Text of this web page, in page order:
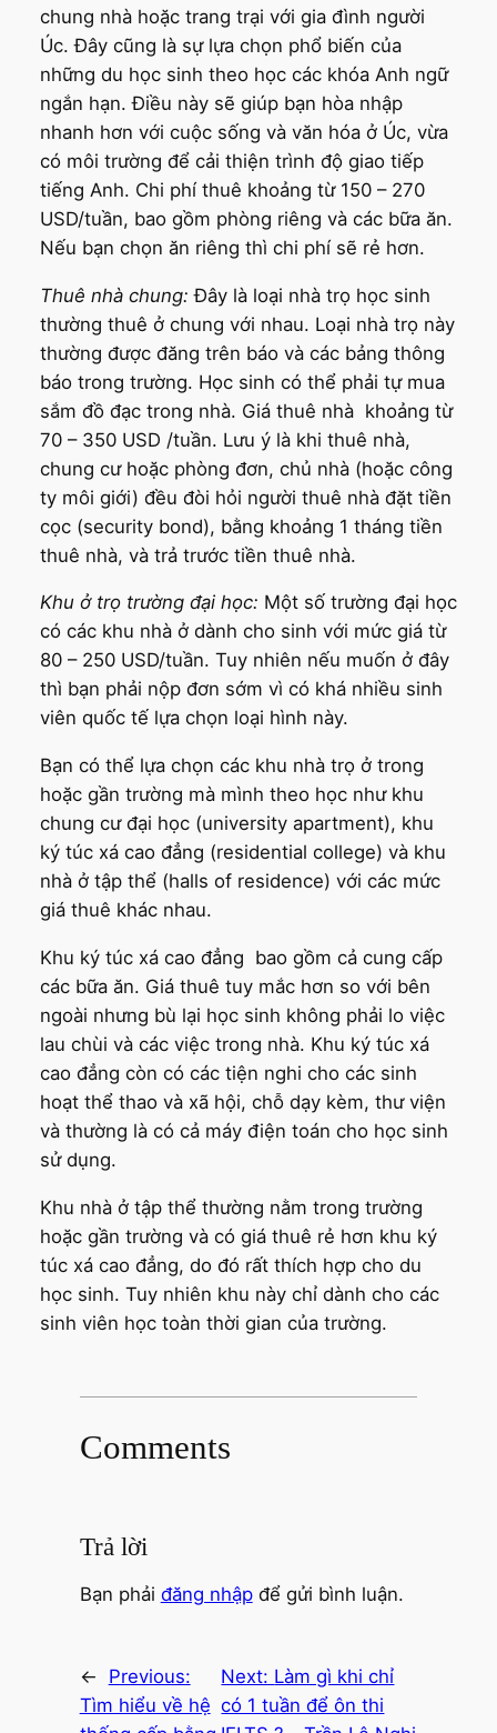
chung nhà hoặc trang trại với gia đình người
Úc. Đây cũng là sự lựa chọn phổ biến của
những du học sinh theo học các khóa Anh ngữ
ngắn hạn. Điều này sẽ giúp bạn hòa nhập
nhanh hơn với cuộc sống và văn hóa ở Úc, vừa
có môi trường để cải thiện trình độ giao tiếp
tiếng Anh. Chi phí thuê khoảng từ 150 – 270
USD/tuần, bao gồm phòng riêng và các bữa ăn.
Nếu bạn chọn ăn riêng thì chi phí sẽ rẻ hơn.
Thuê nhà chung: Ðây là loại nhà trọ học sinh
thường thuê ở chung với nhau. Loại nhà trọ này
thường được đăng trên báo và các bảng thông
báo trong trường. Học sinh có thể phải tự mua
sắm đồ đạc trong nhà. Giá thuê nhà khoảng từ
70 – 350 USD /tuần. Lưu ý là khi thuê nhà,
chung cư hoặc phòng đơn, chủ nhà (hoặc công
ty môi giới) đều đòi hỏi người thuê nhà đặt tiền
cọc (security bond), bằng khoảng 1 tháng tiền
thuê nhà, và trả trước tiền thuê nhà.
Khu ở trọ trường đại học: Một số trường đại học
có các khu nhà ở dành cho sinh với mức giá từ
80 – 250 USD/tuần. Tuy nhiên nếu muốn ở đây
thì bạn phải nộp đơn sớm vì có khá nhiều sinh
viên quốc tế lựa chọn loại hình này.
Bạn có thể lựa chọn các khu nhà trọ ở trong
hoặc gần trường mà mình theo học như khu
chung cư đại học (university apartment), khu
ký túc xá cao đẳng (residential college) và khu
nhà ở tập thể (halls of residence) với các mức
giá thuê khác nhau.
Khu ký túc xá cao đẳng bao gồm cả cung cấp
các bữa ăn. Giá thuê tuy mắc hơn so với bên
ngoài nhưng bù lại học sinh không phải lo việc
lau chùi và các việc trong nhà. Khu ký túc xá
cao đẳng còn có các tiện nghi cho các sinh
hoạt thể thao và xã hội, chỗ dạy kèm, thư viện
và thường là có cả máy điện toán cho học sinh
sử dụng.
Khu nhà ở tập thể thường nằm trong trường
hoặc gần trường và có giá thuê rẻ hơn khu ký
túc xá cao đẳng, do đó rất thích hợp cho du
học sinh. Tuy nhiên khu này chỉ dành cho các
sinh viên học toàn thời gian của trường.
Comments
Trả lời
Bạn phải đăng nhậpđể gửi bình luận.
←
Previous:
Tìm hiểu về hệ
Next: Làm gì khi chỉ
có 1 tuần để ôn thi